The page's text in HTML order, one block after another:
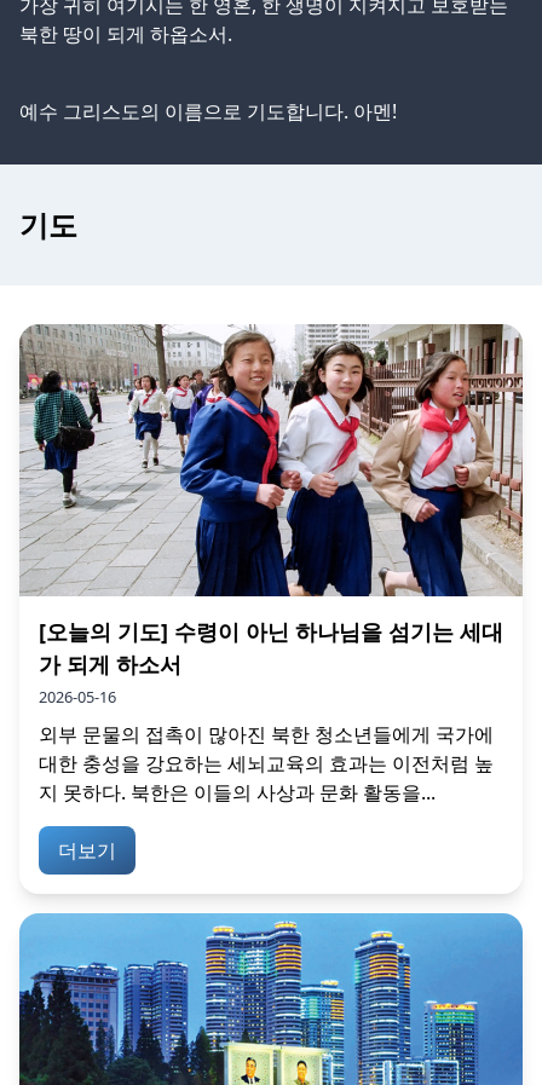
북한 땅이 되게 하옵소서.
예수 그리스도의 이름으로 기도합니다. 아멘!
기도
[오늘의 기도] 수령이 아닌 하나님을 섬기는 세대
가 되게 하소서
2026-05-16
외부 문물의 접촉이 많아진 북한 청소년들에게 국가에
대한 충성을 강요하는 세뇌교육의 효과는 이전처럼 높
지 못하다. 북한은 이들의 사상과 문화 활동을...
더보기